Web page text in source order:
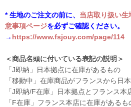
* 生地のご注文の前に、 当店取り扱い生
意事項ページを必ずご確認ください。
→ https://www.fsjouy.com/page/114
＜商品名頭に付いている表記の説明＞
「J即納」日本拠点に在庫があるもの
「移動中」在庫商品がフランスから日
「J即納/F在庫」日本拠点とフランス
「F在庫」フランス本店に在庫があるも